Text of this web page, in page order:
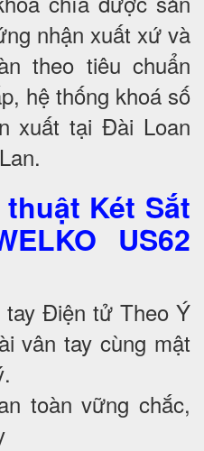
nhận xuất xứ và
theo tiêu chuẩn
hệ thống khoá số
xuất tại Đài Loan
Két Sắt
US62
tay Điện tử Theo Ý
vân tay cùng mật
toàn vững chắc,